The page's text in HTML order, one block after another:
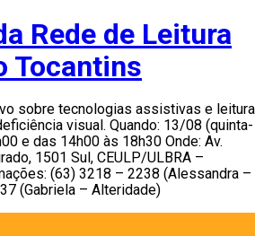
Rede de Leitura
Tocantins
sobre tecnologias assistivas e leitura
visual. Quando: 13/08 (quinta-
e das 14h00 às 18h30 Onde: Av.
1501 Sul, CEULP/ULBRA –
(63) 3218 – 2238 (Alessandra –
(Gabriela – Alteridade)